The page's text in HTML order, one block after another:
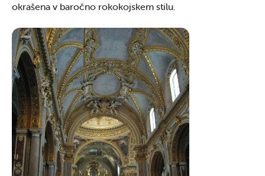
okrašena v baročno rokokojskem stilu.